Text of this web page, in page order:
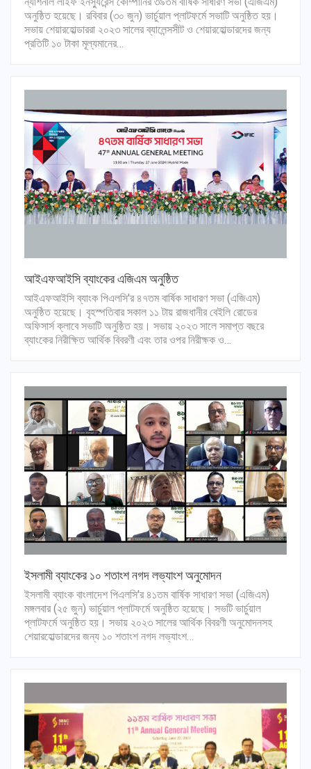
অনুষ্ঠিত হয়েছে। রবিবার (৩০ জুন) ভার্চুয়াল প্লাটফর্মে সভাটি অনুষ্ঠিত হয়।
সভায় শেয়ারহোল্ডাররা ২০২৩ সালের ব্যালেন্সসীট ও শেয়ারহোল্ডারদের জন্য
প্রতিটি ১০ টাকা মূল্যমানের…
আইএফআইসি ব্যাংকের এজিএম অনুষ্ঠিত
আইএফআইসি ব্যাংক পিএলসি'র ৪৭তম বার্ষিক সাধারণ সভা (এজিএম)
অনুষ্ঠিত হয়েছে। বৃহস্পতিবার সকাল ১১ টায় রাজধানীর বেইলি রোডের
অফিসার্স ক্লাবে সভাটি অনুষ্ঠিত হয়। সভায় ২০২৩ সালে সমাপ্ত বছরে
ব্যাংকের নিরীক্ষিত আর্থিক বিবরণী এবং তার ওপর নিরীক্ষক ও…
ইসলামী ব্যাংকের ১০ শতাংশ নগদ লভ্যাংশ অনুমোদন
ইসলামী ব্যাংক বাংলাদেশ পিএলসি'র ৪১তম বার্ষিক সাধারণ সভা (এজিএম)
মঙ্গলবার (২৫ জুন) ভার্চুয়াল প্লাটফর্মে অনুষ্ঠিত হয়েছে। সভটি ভার্চুয়াল
প্লাটফর্মে অনুষ্ঠিত হয়। সভায় ২০২৩ সালের আর্থিক বিবরণী অনুমোদনসহ
শেয়ারহোল্ডারদের জন্য ১০ শতাংশ নগদ লভ্যাংশ…